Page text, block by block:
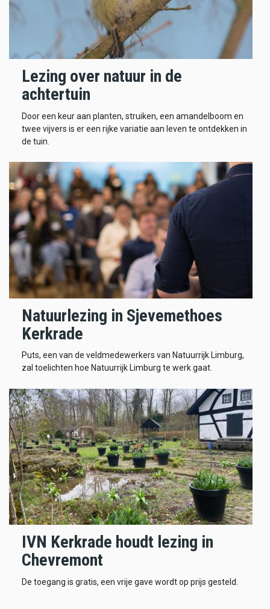
Lezing over natuur in de
achtertuin
Door een keur aan planten, struiken, een amandelboom en
twee vijvers is er een rijke variatie aan leven te ontdekken in
de tuin.
Natuurlezing in Sjevemethoes
Kerkrade
Puts, een van de veldmedewerkers van Natuurrijk Limburg,
zal toelichten hoe Natuurrijk Limburg te werk gaat.
IVN Kerkrade houdt lezing in
Chevremont
De toegang is gratis, een vrije gave wordt op prijs gesteld.